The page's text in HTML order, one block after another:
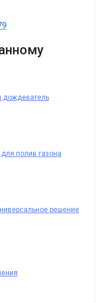
дождеватель
полив газона
решение